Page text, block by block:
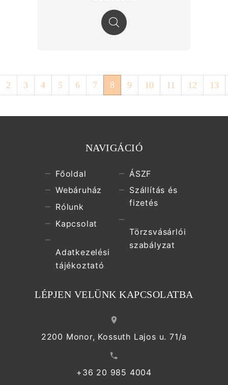
2 3 4 5 6 7 8 9 10 11 12 13
NAVIGÁCIÓ
Főoldal
Webáruház
Rólunk
Kapcsolat
Adatkezelési
tájékoztató
ÁSZF
Szállítás és
fizetés
Törzsvásárlói
szabályzat
LÉPJEN VELÜNK KAPCSOLATBA
2200 Monor, Kossuth Lajos u. 71/a
+36 20 985 4004